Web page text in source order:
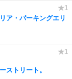
ア・パーキングエリ
ストリート。